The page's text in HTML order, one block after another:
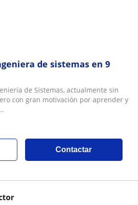
de sistemas en 9
de Sistemas, actualmente sin
con gran motivación por aprender y
Contactar